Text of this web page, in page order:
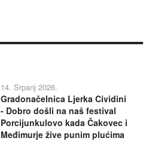
14. Srpanj 2026.
Gradonačelnica Ljerka Cividini
- Dobro došli na naš festival
Porcijunkulovo kada Čakovec i
Međimurje žive punim plućima